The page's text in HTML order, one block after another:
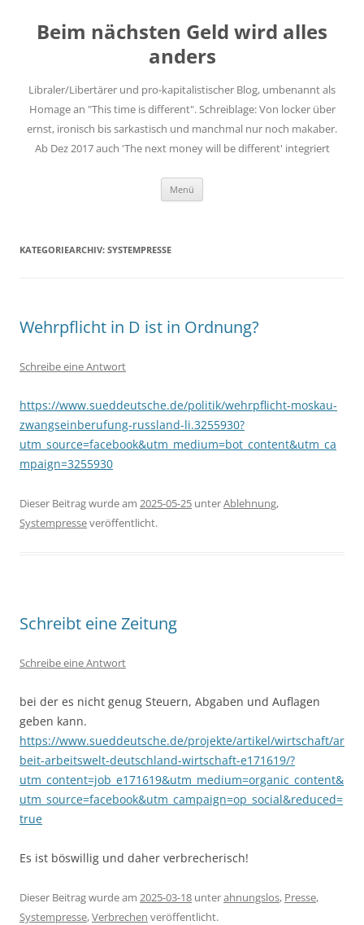
springen
Beim nächsten Geld wird alles
anders
Libraler/Libertärer und pro-kapitalistischer Blog, umbenannt als
Homage an "This time is different". Schreiblage: Von locker über
ernst, ironisch bis sarkastisch und manchmal nur noch makaber.
Ab Dez 2017 auch 'The next money will be different' integriert
Menü
KATEGORIEARCHIV: SYSTEMPRESSE
Wehrpflicht in D ist in Ordnung?
Schreibe eine Antwort
https://www.sueddeutsche.de/politik/wehrpflicht-moskau-
zwangseinberufung-russland-li.3255930?
utm_source=facebook&utm_medium=bot_content&utm_ca
mpaign=3255930
Dieser Beitrag wurde am 2025-05-25 unterAblehnung,
Systempresseveröffentlicht.
Schreibt eine Zeitung
Schreibe eine Antwort
bei der es nicht genug Steuern, Abgaben und Auflagen
geben kann.
https://www.sueddeutsche.de/projekte/artikel/wirtschaft/ar
beit-arbeitswelt-deutschland-wirtschaft-e171619/?
utm_content=job_e171619&utm_medium=organic_content&
utm_source=facebook&utm_campaign=op_social&reduced=
true
Es ist böswillig und daher verbrecherisch!
Dieser Beitrag wurde am 2025-03-18 unterahnungslos, Presse,
Systempresse,Verbrechen veröffentlicht.